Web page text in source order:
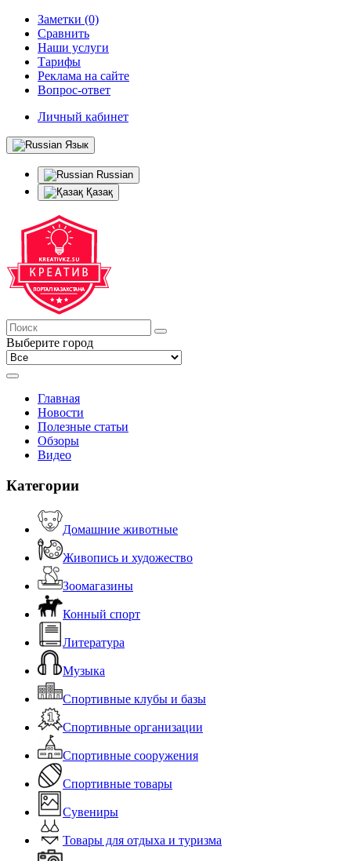
Заметки (0)
Сравнить
Наши услуги
Тарифы
Реклама на сайте
Вопрос-ответ
Личный кабинет
Язык
Russian
Қазақ
Выберите город
Главная
Новости
Полезные статьи
Обзоры
Видео
Категории
Домашние животные
Живопись и художество
Зоомагазины
Конный спорт
Литература
Музыка
Спортивные клубы и базы
Спортивные организации
Спортивные сооружения
Спортивные товары
Сувениры
Товары для отдыха и туризма